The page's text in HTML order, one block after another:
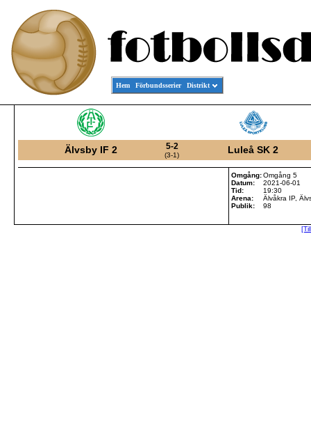
Hem Förbundsserier Distrikt
Älvsby IF 2 5-2
(3-1) Luleå SK 2
Omgång:Omgång 5
Datum:
2021-06-01
Tid:
19:30
Arena:
Älvåkra IP,
Publik:
98